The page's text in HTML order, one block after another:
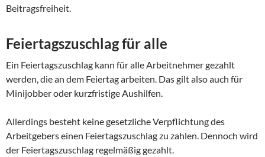
Beitragsfreiheit.
Feiertagszuschlag für alle
Ein Feiertagszuschlag kann für alle Arbeitnehmer gezahlt
werden, die an dem Feiertag arbeiten. Das gilt also auch für
Minijobber oder kurzfristige Aushilfen.
Allerdings besteht keine gesetzliche Verpflichtung des
Arbeitgebers einen Feiertagszuschlag zu zahlen. Dennoch wird
der Feiertagszuschlag regelmäßig gezahlt.